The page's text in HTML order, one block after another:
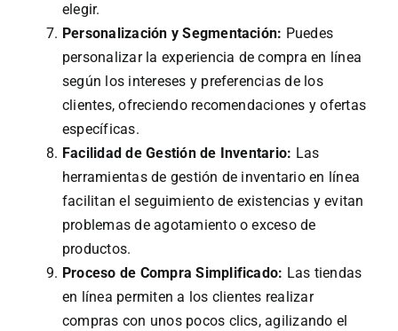
elegir.
Personalización y Segmentación: Puedes
personalizar la experiencia de compra en línea
según los intereses y preferencias de los
clientes, ofreciendo recomendaciones y ofertas
específicas.
Facilidad de Gestión de Inventario: Las
herramientas de gestión de inventario en línea
facilitan el seguimiento de existencias y evitan
problemas de agotamiento o exceso de
productos.
Proceso de Compra Simplificado: Las tiendas
en línea permiten a los clientes realizar
compras con unos pocos clics, agilizando el